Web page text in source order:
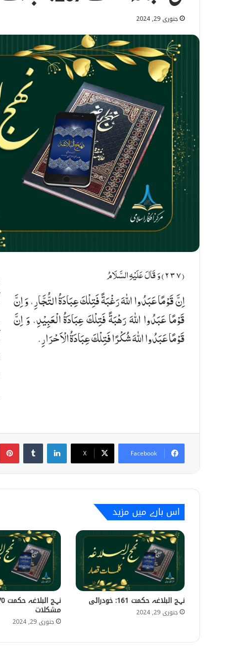
جنوری 29, 2024
(٢٣٧) وَ قَالَ عَلَیْهِ السَّلَامُ
اِنَّ قَوْمًا عَبَدُوا اللهَ رَغْبَةً فَتِلْكَ عِبَادَةُ التُّجَّارِ، وَ اِنَّ
قَوْمًا عَبَدُوا اللهَ رَهْبَةً فَتِلْكَ عِبَادَةُ الْعَبِیْدِ، وَ اِنَّ
قَوْمًا عَبَدُوا اللهَ شُكْرًا فَتِلْكَ عِبَادَةُ الْاَحْرَارِ.
Facebook
X
اس بارے میں مزید
نہج البلاغہ حکمت 161: خودرائی
جنوری 29, 2024 مشکلات
جنوری 29, 2024